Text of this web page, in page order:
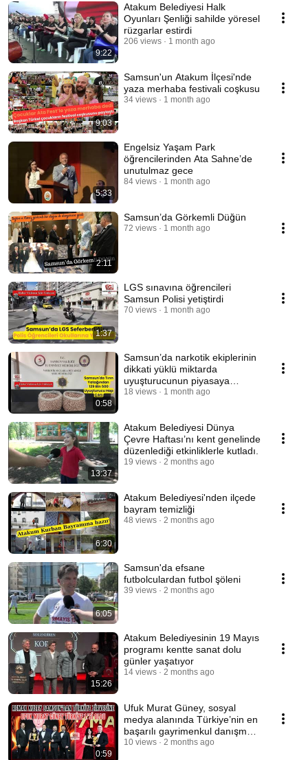
9:22
Atakum Belediyesi Halk
Oyunları Şenliği sahilde yöresel
rüzgarlar estirdi
206 views 1 month ago
9:03
Samsun'un Atakum İlçesi'nde
yaza merhaba festivali coşkusu
34 views 1 month ago
5:33
Engelsiz Yaşam Park
öğrencilerinden Ata Sahne’de
unutulmaz gece
84 views 1 month ago
2:11
Samsun’da Görkemli Düğün
72 views 1 month ago
1:37
LGS sınavına öğrencileri
Samsun Polisi yetiştirdi
70 views 1 month ago
0:58
Samsun’da narkotik ekiplerinin
dikkati yüklü miktarda
uyuşturucunun piyasaya
sürülmesini engelledi
18 views 1 month ago
13:37
Atakum Belediyesi Dünya
Çevre Haftası’nı kent genelinde
düzenlediği etkinliklerle kutladı.
19 views 2 months ago
6:30
Atakum Belediyesi'nden ilçede
bayram temizliği
48 views 2 months ago
6:05
Samsun'da efsane
futbolculardan futbol şöleni
39 views 2 months ago
15:26
Atakum Belediyesinin 19 Mayıs
programı kentte sanat dolu
günler yaşatıyor
14 views 2 months ago
0:59
Ufuk Murat Güney, sosyal
medya alanında Türkiye’nin en
başarılı gayrimenkul danışmanı
seçildi
10 views 2 months ago